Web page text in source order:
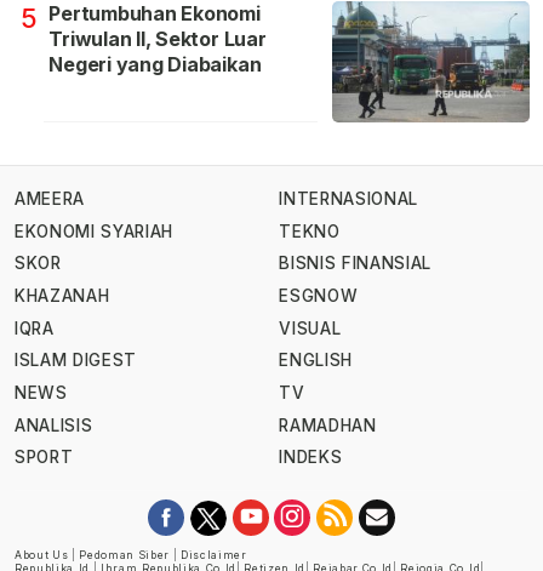
5 Pertumbuhan Ekonomi
Triwulan II, Sektor Luar
Negeri yang Diabaikan
AMEERA
EKONOMI SYARIAH
SKOR
KHAZANAH
IQRA
ISLAM DIGEST
NEWS
ANALISIS
SPORT
INTERNASIONAL
TEKNO
BISNIS FINANSIAL
ESGNOW
VISUAL
ENGLISH
TV
RAMADHAN
INDEKS
About Us Pedoman Siber
Disclaimer